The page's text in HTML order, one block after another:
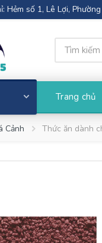
Hẻm số 1, Lê Lợi,
Trang chủ
Cảnh Thức ăn dành